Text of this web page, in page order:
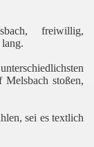
freiwillig,
Melsbach stoßen,
sei es textlich